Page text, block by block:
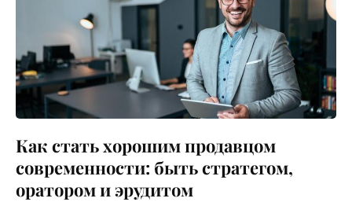
Как стать хорошим продавцом
современности: быть стратегом,
оратором и эрудитом